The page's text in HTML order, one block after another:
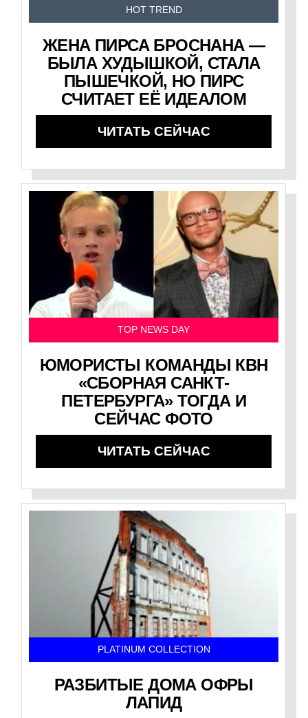
HOT TREND
ЖЕНА ПИРСА БРОСНАНА —
БЫЛА ХУДЫШКОЙ, СТАЛА
ПЫШЕЧКОЙ, НО ПИРС
СЧИТАЕТ ЕЁ ИДЕАЛОМ
ЧИТАТЬ СЕЙЧАС
TOP NEWS DAY
ЮМОРИСТЫ КОМАНДЫ КВН
«СБОРНАЯ САНКТ-
ПЕТЕРБУРГА» ТОГДА И
СЕЙЧАС ФОТО
ЧИТАТЬ СЕЙЧАС
PLATINUM COLLECTION
РАЗБИТЫЕ ДОМА ОФРЫ
ЛАПИД